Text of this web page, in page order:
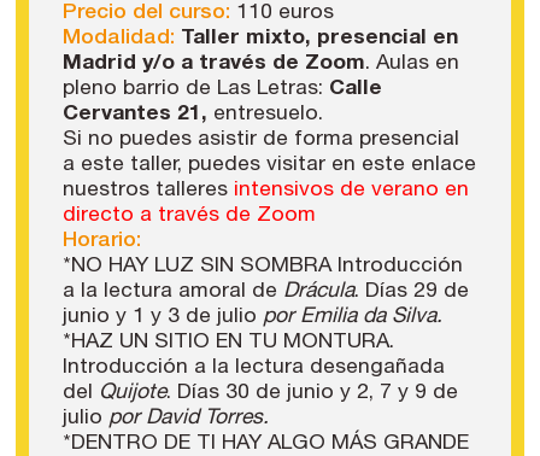
Precio del curso: 110 euros
Modalidad: Taller mixto, presencial en
Madrid y/o a través de Zoom. Aulas en
pleno barrio de Las Letras: Calle
Cervantes 21, entresuelo.
Si no puedes asistir de forma presencial
a este taller, puedes visitar en este enlace
nuestros talleres intensivos de verano en
directo a través de Zoom
Horario:
*NO HAY LUZ SIN SOMBRA Introducción
a la lectura amoral de Drácula. Días 29 de
junio y 1 y 3 de julio por Emilia da Silva.
*HAZ UN SITIO EN TU MONTURA.
Introducción a la lectura desengañada
del
Quijote. Días 30 de junio y 2, 7 y 9 de
julio por David Torres.
*DENTRO DE TI HAY ALGO MÁS GRANDE